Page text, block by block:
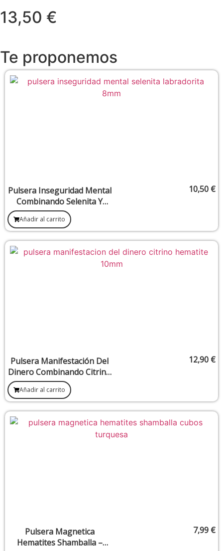
13,50 €
Te proponemos
Pulsera Inseguridad Mental
Combinando Selenita Y
Labradorita 8 mm
10,50 €
Añadir al carrito
Pulsera Manifestación Del
Dinero Combinando Citrino
y Hematite 10 mm
12,90 €
Añadir al carrito
Pulsera Magnetica
Hematites Shamballa –
7,99 €